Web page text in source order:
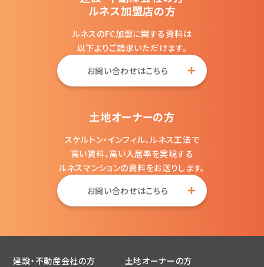
ルネス加盟店の方
ルネスのFC加盟に関する資料は
以下よりご請求いただけます。
お問い合わせはこちら
土地オーナーの方
スケルトン・インフィル、ルネス工法で
高い賃料、高い入居率を実現する
ルネスマンションの資料をお送りします。
お問い合わせはこちら
建設・不動産会社の方 土地オーナーの方